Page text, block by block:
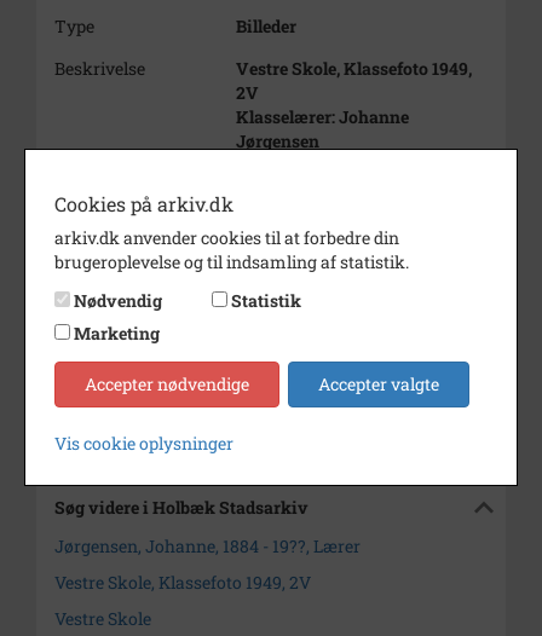
Type
Billeder
Beskrivelse
Vestre Skole, Klassefoto 1949,
2V
Klasselærer: Johanne
Jørgensen
Årstal
1949
Dateringsnote
Juni 1949
Fotograf
Arkiv
Holbæk Stadsarkiv
Kontakt arkivet
Søg videre i Holbæk Stadsarkiv
Jørgensen, Johanne, 1884 - 19??, Lærer
Vestre Skole, Klassefoto 1949, 2V
Vestre Skole
Cookies på arkiv.dk
arkiv.dk anvender cookies til at forbedre din
brugeroplevelse og til indsamling af statistik.
Nødvendig
Statistik
Marketing
Accepter nødvendige Accepter valgte
Vis cookie oplysninger